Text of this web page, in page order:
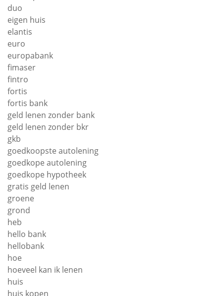
duo
eigen huis
elantis
euro
europabank
fimaser
fintro
fortis
fortis bank
geld lenen zonder bank
geld lenen zonder bkr
gkb
goedkoopste autolening
goedkope autolening
goedkope hypotheek
gratis geld lenen
groene
grond
heb
hello bank
hellobank
hoe
hoeveel kan ik lenen
huis
huis kopen